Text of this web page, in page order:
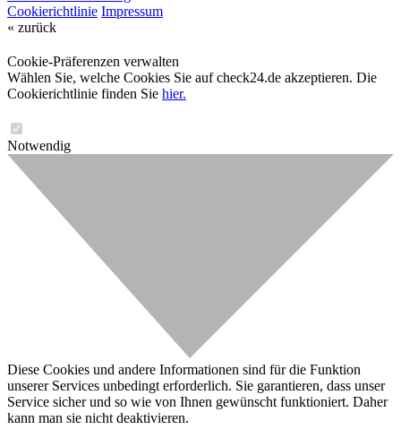
Cookierichtlinie Impressum
« zurück
Cookie-Präferenzen verwalten
Wählen Sie, welche Cookies Sie auf check24.de akzeptieren. Die
Cookierichtlinie finden Sie hier.
Notwendig
Diese Cookies und andere Informationen sind für die Funktion
unserer Services unbedingt erforderlich. Sie garantieren, dass unser
Service sicher und so wie von Ihnen gewünscht funktioniert. Daher
kann man sie nicht deaktivieren.